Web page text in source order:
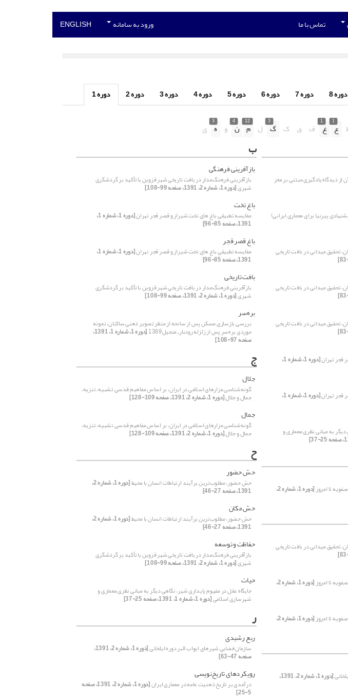
تماس با ما ورود به سامانه ENGLISH
دوره 8 دوره 7 دوره 6 دوره 5 دوره 4 دوره 3 دوره 2 دوره 1
1
ع
1
غ ف ق ک
3
گ ل
12
م
4
ن و
3
ه ی
دیدگاه یادگیری مبتنی بر مغز
پیرنیا برای معماری ایرانی)
تحقیق میدانی در بافت تاریخی
تحقیق میدانی در بافت تاریخی
تحقیق میدانی در بافت تاریخی
قجر تهران [دوره 1، شماره 1،
قجر تهران [دوره 1، شماره 1،
به مبانی نظری معماری و
ب
بازآفرینی فرهنگی
بازآفرینی فرهنگ‌مدار در بافت تاریخی شهر قزوین با تأکید بر گردشگری
شهری[دوره 1، شماره 2، 1391، صفحه 99-108]
باغ تخت
مقایسه تطبیقی باغ های تخت شیراز و قصر قجر تهران [دوره 1، شماره 1،
1391، صفحه 85-96]
باغ قصر قجر
مقایسه تطبیقی باغ های تخت شیراز و قصر قجر تهران [دوره 1، شماره 1،
1391، صفحه 85-96]
بافت تاریخی
بازآفرینی فرهنگ‌مدار در بافت تاریخی شهر قزوین با تأکید بر گردشگری
شهری[دوره 1، شماره 2، 1391، صفحه 99-108]
بره‌سر
بررسی بازسازی مسکن پس از سانحه از منظر تصویر ذهنی ساکنان، نمونه
موردی بره‌سر پس از زلزله رودبارـ منجیل1369 [دوره 1، شماره 1، 1391،
صفحه 97-108]
ج
جلال
گونه‌شناسی مزارهای اسلامی در ایران، بر اساس مفاهیم قدسی تشبیه، تنزیه،
جمال و جلال[دوره 1، شماره 2، 1391، صفحه 109-128]
جمال
گونه‌شناسی مزارهای اسلامی در ایران، بر اساس مفاهیم قدسی تشبیه، تنزیه،
جمال و جلال[دوره 1، شماره 2، 1391، صفحه 109-128]
ح
حسّ حضور
حسّ حضور، مطلوب‌ترین برآیند ارتباطات انسان با محیط [دوره 1، شماره 2،
1391، صفحه 27-46]
حسّ مکان
حسّ حضور، مطلوب‌ترین برآیند ارتباطات انسان با محیط [دوره 1، شماره 2،
1391، صفحه 27-46]
حفاظت و توسعه
بازآفرینی فرهنگ‌مدار در بافت تاریخی شهر قزوین با تأکید بر گردشگری
شهری[دوره 1، شماره 2، 1391، صفحه 99-108]
حیات
جایگاه عقل در مفهوم پایداری شهر، نگاهی دیگر به مبانی نظری معماری و
شهرسازی اسلامی[دوره 1، شماره 1، 1391، صفحه 25-37]
تا امروز [دوره 1، شماره 2،
تحقیق میدانی در بافت تاریخی
تا امروز [دوره 1، شماره 2،
تا امروز [دوره 1، شماره 2، ر
ربع رشیدی
سازمان فضایی شهرهای ابواب البر دوره ایلخانی [دوره 1، شماره 2، 1391،
صفحه 47-63]
رویکردهای تاریخ‌نویسی
درآمدی بر تاریخ ذهنیت عامه در معماری ایران [دوره 1، شماره 2، 1391، صفحه
5-25]
[دوره 1، شماره 2، 1391،